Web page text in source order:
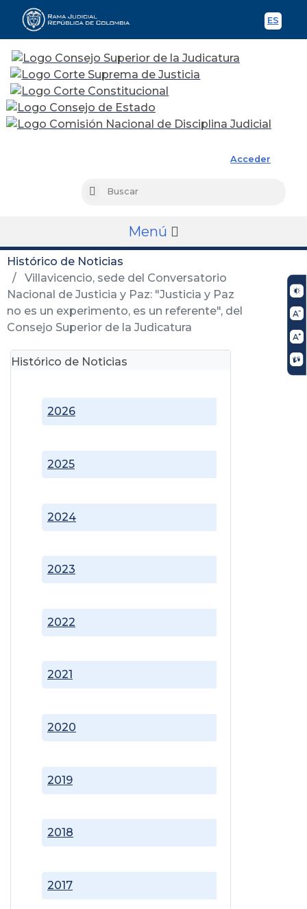
ES
Acceder
Buscar
Menú
Histórico de Noticias
Villavicencio, sede del Conversatorio
Nacional de Justicia y Paz: "Justicia y Paz
no es un experimento, es un referente", del
Consejo Superior de la Judicatura
Histórico de Noticias
2017
2018
2019
2020
2021
2022
2023
2024
2025
2026